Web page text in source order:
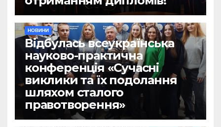
НОВИНИ
Відбулась всеукраїнська
науково-практична
конференція «Сучасні
виклики та їх подолання
шляхом сталого
правотворення»